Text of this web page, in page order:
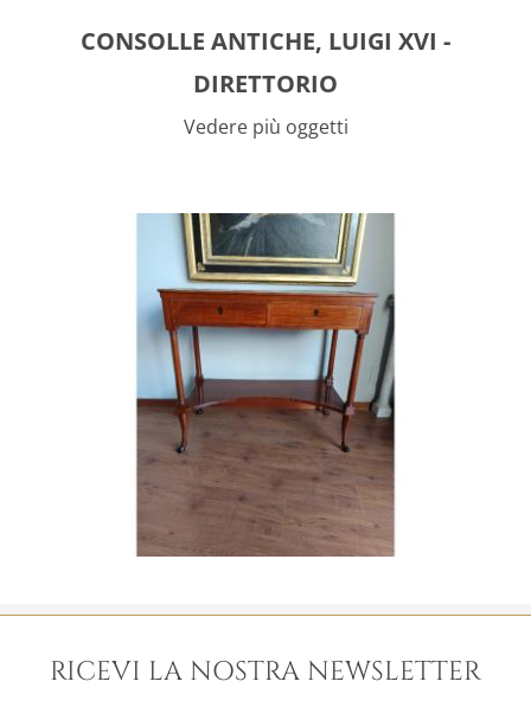
CONSOLLE ANTICHE, LUIGI XVI -
DIRETTORIO
Vedere più oggetti
RICEVI LA NOSTRA NEWSLETTER